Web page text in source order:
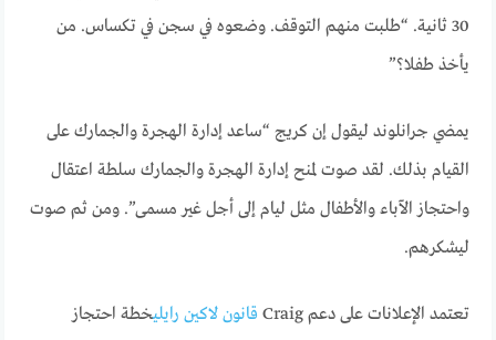
30 ثانية. “طلبت منهم التوقف. وضعوه في سجن في تكساس. من
يأخذ طفلا؟”
يمضي جرانلوند ليقول إن كريج “ساعد إدارة الهجرة والجمارك على
القيام بذلك. لقد صوت لمنح إدارة الهجرة والجمارك سلطة اعتقال
واحتجاز الآباء والأطفال مثل ليام إلى أجل غير مسمى”. ومن ثم صوت
ليشكرهم.
تعتمد الإعلانات على دعم Craig قانون لاكين رايليخطة احتجاز